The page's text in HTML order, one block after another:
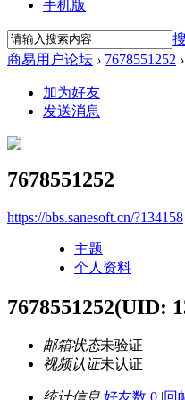
手机版
商易用户论坛 › 7678551252 ›
加为好友
发送消息
7678551252
https://bbs.sanesoft.cn/?134158
主题
个人资料
7678551252(UID:
邮箱状态未验证
视频认证未认证